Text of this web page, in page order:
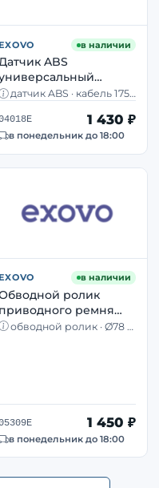
EXOVO в наличии
ABS
04018E DAF,
датчик ABS · кабель 1755
МАЗ
1 430 ₽
в понедельник до 18:00
EXOVO в наличии
ролик
приводного ремня
Trucks / Volvo
обводной ролик · Ø78 ×
1 450 ₽
в понедельник до 18:00